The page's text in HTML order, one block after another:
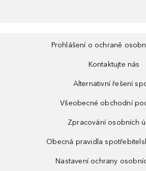
Prohlášení o ochraně
Kontaktujte nás
Alternativní řešení
Všeobecné obchodní
Zpracování osobních
Obecná pravidla
Nastavení ochrany